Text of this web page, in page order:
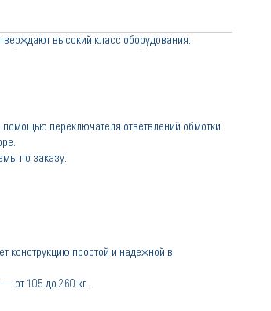
высокий класс оборудования.
помощью переключателя ответвлений обмотки
по заказу.
конструкцию простой и надежной в
от 105 до 260 кг.